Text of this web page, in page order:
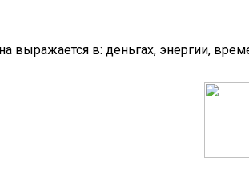
выражается в: деньгах, энергии,